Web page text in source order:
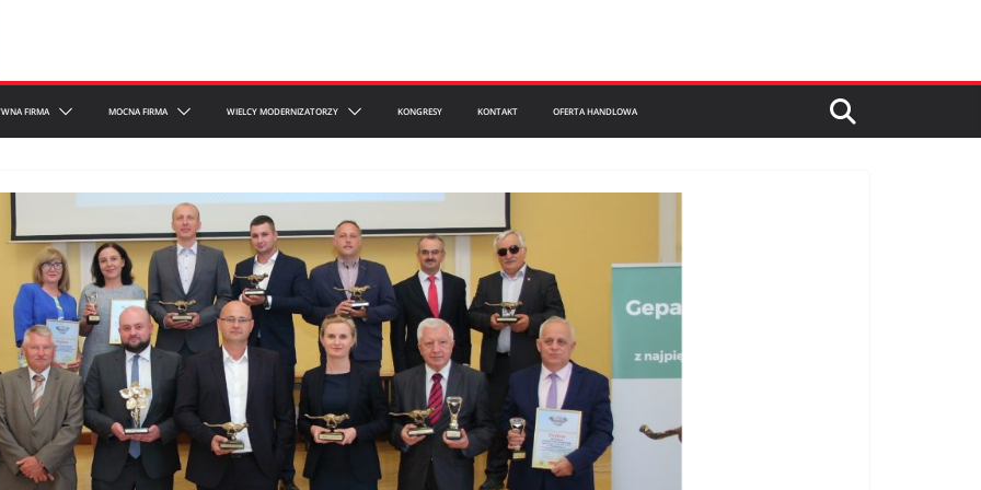
FIRMA MOCNA FIRMA WIELCY MODERNIZATORZY KONGRESY KONTAKT OFERTA HANDLOWA